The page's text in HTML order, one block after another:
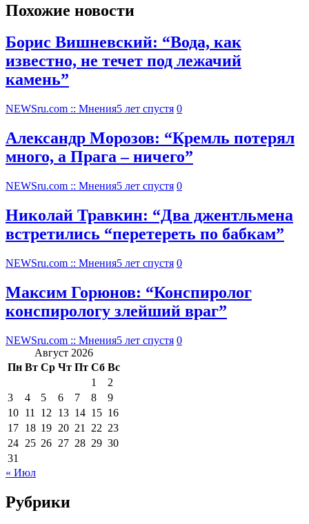
Похожие новости
Борис Вишневский: “Вода, как
известно, не течет под лежачий
камень”
NEWSru.com :: Мнения5 лет спустя 0
Александр Морозов: “Кремль потерял
много, а Прага – ничего”
NEWSru.com :: Мнения5 лет спустя 0
Николай Травкин: “Два джентльмена
встретились “перетереть по бабкам”
NEWSru.com :: Мнения5 лет спустя 0
Максим Горюнов: “Конспиролог
конспирологу злейший враг”
NEWSru.com :: Мнения5 лет спустя 0
Август 2026
Пн Вт Ср Чт Пт Сб Вс
1
2
3
4 5 6 7 8
9
10 11 12 13 14 15 16
17 18 19 20 21 22 23
24 25 26 27 28 29 30
31
« Июл
Рубрики